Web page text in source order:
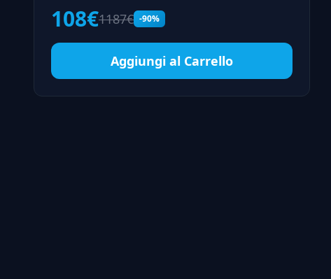
108€1187€ -90%
Aggiungi al Carrello